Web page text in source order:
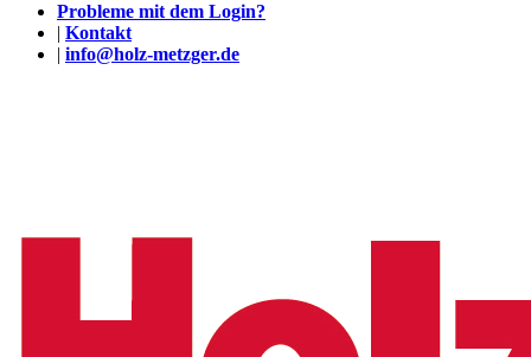
Probleme mit dem Login?
| Kontakt
| info@holz-metzger.de